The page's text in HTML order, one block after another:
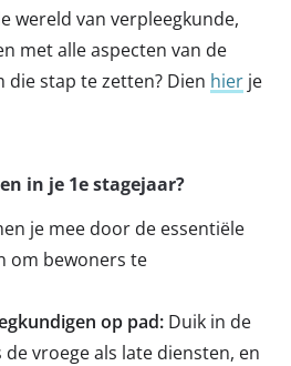
wereld van verpleegkunde,
met alle aspecten van de
stap te zetten? Dien hier je
in je 1e stagejaar?
je mee door de essentiële
om bewoners te
op pad: Duik in de
vroege als late diensten, en